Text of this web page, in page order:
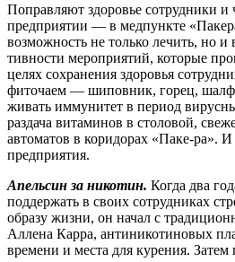
Поправляют здоровье сотрудники
предпри­ятии — в медпункте
возможность не только лечить, но
тивности мероприятий, которые
целях со­хранения здоровья
фиточаем — шипов­ник, горец,
живать иммунитет в период
раздача витами­нов в столовой,
автоматов в коридорах «Паке-ра». И
предприятия.
Апельсин за никотин. Когда два
поддержать в своих сотрудниках
образу жиз­ни, он начал с
Аллена Карра, антиникотино­вых
време­ни и места для курения.